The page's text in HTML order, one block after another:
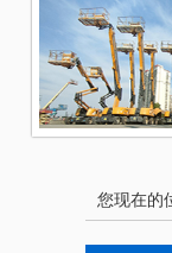
您现在的